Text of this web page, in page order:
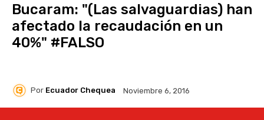
Bucaram: "(Las salvaguardias) han
afectado la recaudación en un
40%" #FALSO
Por Ecuador Chequea Noviembre 6, 2016